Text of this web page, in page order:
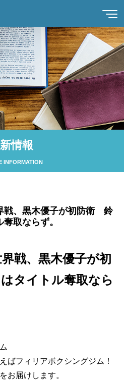
情報
INFORMATION
戦、黒木優子が初防衛 鈴
取ならず。
戦、黒木優子が初
タイトル奪取なら
ばフィリアボクシングジム！
お届けします。